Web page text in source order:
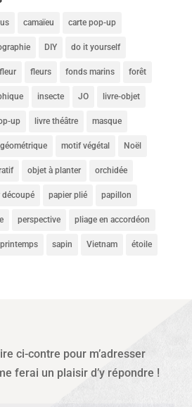
camaïeu carte pop-up
DIY do it yourself
fleur fleurs fonds marins forêt
insecte JO livre-objet
up livre théâtre masque
motif végétal Noël
objet à planter orchidée
découpé papier plié papillon
perspective pliage en accordéon
printemps sapin Vietnam étoile
ci-contre pour m’adresser
ferai un plaisir d’y répondre !